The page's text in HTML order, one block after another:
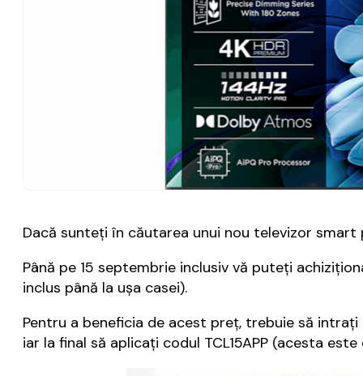
Dacă sunteţi în căutarea unui nou televizor
Până pe 15 septembrie inclusiv vă puteţi
inclus până la uşa casei).
Pentru a beneficia de acest preţ, trebuie să
iar la final să aplicaţi codul TCL15APP (acesta